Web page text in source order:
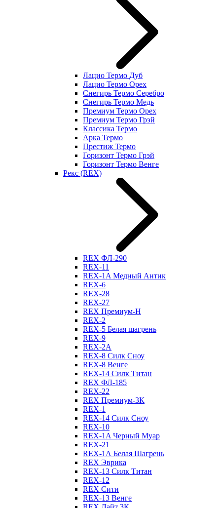
Лацио Термо Дуб
Лацио Термо Орех
Снегирь Термо Серебро
Снегирь Термо Медь
Премиум Термо Орех
Премиум Термо Грэй
Классика Термо
Арка Термо
Престиж Термо
Горизонт Термо Грэй
Горизонт Термо Венге
Рекс (REX)
REX ФЛ-290
REX-11
REX-1A Медный Антик
REX-6
REX-28
REX-27
REX Премиум-Н
REX-2
REX-5 Белая шагрень
REX-9
REX-2А
REX-8 Силк Сноу
REX-8 Венге
REX-14 Силк Титан
REX ФЛ-185
REX-22
REX Премиум-3К
REX-1
REX-14 Силк Сноу
REX-10
REX-1A Черный Муар
REX-21
REX-1А Белая Шагрень
REX Эврика
REX-13 Силк Титан
REX-12
REX Сити
REX-13 Венге